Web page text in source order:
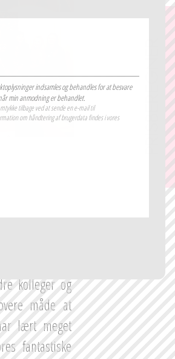
kolleger og
måde at
lært meget
fantastiske
indsamles og behandles for at besvare
min anmodning er behandlet.
tilbage ved at sende en e-mail til
om håndtering af brugerdata findes i vores
PRISBEREGNER